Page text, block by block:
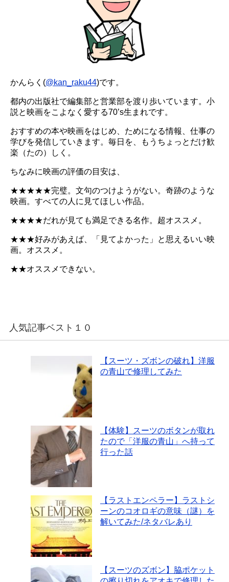
かんらく(@kan_raku44)です。
都内の出版社で編集部と営業部を渡り歩いています。小
説と映画をこよなく愛する70’s生まれです。
おすすめの本や映画をはじめ、ためになる情報、仕事の
学びを発信していきます。毎日を、もうちょっとだけ歓
楽（たの）しく。
ちなみに映画の評価の目安は、
★★★★★完璧。文句のつけようがない。奇跡のような
映画。すべての人に見てほしい作品。
★★★★だれが見ても満足できる名作。超オススメ。
★★★好みがあえば、「見てよかった」と思えるいい映
画。オススメ。
★★オススメできない。
人気記事ベスト１０
【スーツ・ズボンの破れ】洋服
の青山で修理してみた
【体験】スーツのボタンが取れ
たので「洋服の青山」へ持って
行った話
【ラストエンペラー】ラストシ
ーンのコオロギの意味（謎）を
解いてみた/ネタバレあり
【スーツのズボン】脇ポケット